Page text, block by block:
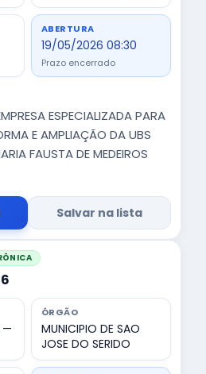
ABERTURA
19/05/2026 08:30
Prazo encerrado
ESPECIALIZADA PARA
E AMPLIAÇÃO DA UBS
FAUSTA DE MEDEIROS
Salvar na lista
—
ÓRGÃO
MUNICIPIO DE SAO
JOSE DO SERIDO